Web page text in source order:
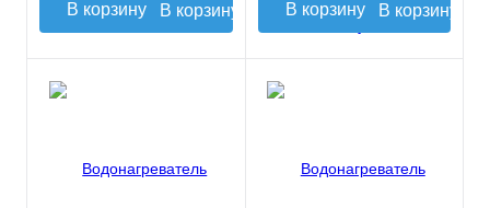
В корзину В корзину